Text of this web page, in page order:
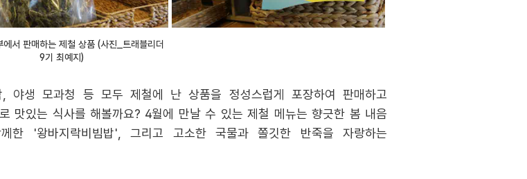
에서 판매하는 제철 상품 (사진_트래블리더
9기 최예지)
, 야생 모과청 등 모두 제철에 난 상품을 정성스럽게 포장하여 판매하고
맛있는 식사를 해볼까요? 4월에 만날 수 있는 제철 메뉴는 향긋한 봄 내음
한 '왕바지락비빔밥', 그리고 고소한 국물과 쫄깃한 반죽을 자랑하는